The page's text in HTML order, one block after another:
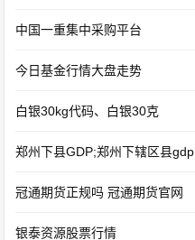
中国一重集中采购平台
今日基金行情大盘走势
白银30kg代码、白银30克
郑州下县GDP;郑州下辖区县gdp
冠通期货正规吗 冠通期货官网
银泰资源股票行情